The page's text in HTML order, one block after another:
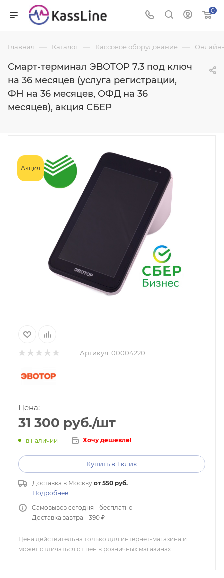
0
Главная — Каталог — Кассовое оборудование —
Смарт-терминал ЭВОТОР 7.3 под ключ
на 36 месяцев (услуга регистрации,
ФН на 36 месяцев, ОФД на 36
месяцев), акция СБЕР
Акция
Артикул: 00004220
Цена:
31 300 руб./шт
в наличии Хочу дешевле!
Купить в 1 клик
Доставка в Москву от 550 руб.
Подробнее
Самовывоз сегодня - бесплатно
Доставка завтра - 390 ₽
Цена действительна только для интернет-магазина и
может отличаться от цен в розничных магазинах